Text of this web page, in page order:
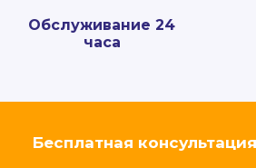
Обслуживание 24
часа
Бесплатная